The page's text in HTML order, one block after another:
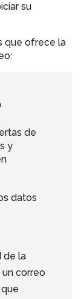
su
que ofrece la
de
y
datos
de la
un correo